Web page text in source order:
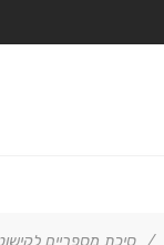
/ סיכת מספריים